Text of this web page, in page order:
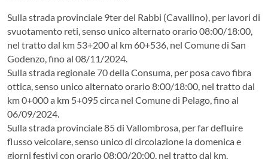
Sulla strada provinciale 9ter del Rabbi (Cavallino), per lavori di
svuotamento reti, senso unico alternato orario 08:00/18:00,
nel tratto dal km 53+200 al km 60+536, nel Comune di San
Godenzo, fino al 08/11/2024.
Sulla strada regionale 70 della Consuma, per posa cavo fibra
ottica, senso unico alternato orario 8:00/18:00, nel tratto dal
km 0+000 a km 5+095 circa nel Comune di Pelago, fino al
06/09/2024.
Sulla strada provinciale 85 di Vallombrosa, per far defluire
flusso veicolare, senso unico di circolazione la domenica e
giorni festivi con orario 08:00/20:00, nel tratto dal km.